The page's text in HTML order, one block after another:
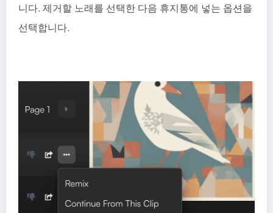
니다. 제거할 노래를 선택한 다음 휴지통에 넣는 옵션을
선택합니다.